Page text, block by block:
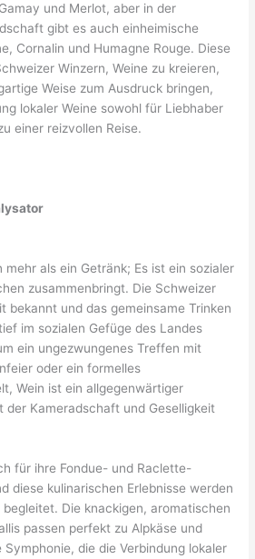
und Merlot, aber in der
gibt es auch einheimische
Cornalin und Humagne Rouge. Diese
Winzern, Weine zu kreieren,
Weise zum Ausdruck bringen,
lokaler Weine sowohl für Liebhaber
einer reizvollen Reise.
mehr als ein Getränk; Es ist ein sozialer
zusammenbringt. Die Schweizer
bekannt und das gemeinsame Trinken
im sozialen Gefüge des Landes
ein ungezwungenes Treffen mit
oder ein formelles
Wein ist ein allgegenwärtiger
der Kameradschaft und Geselligkeit
für ihre Fondue- und Raclette-
diese kulinarischen Erlebnisse werden
Die knackigen, aromatischen
passen perfekt zu Alpkäse und
die die Verbindung lokaler